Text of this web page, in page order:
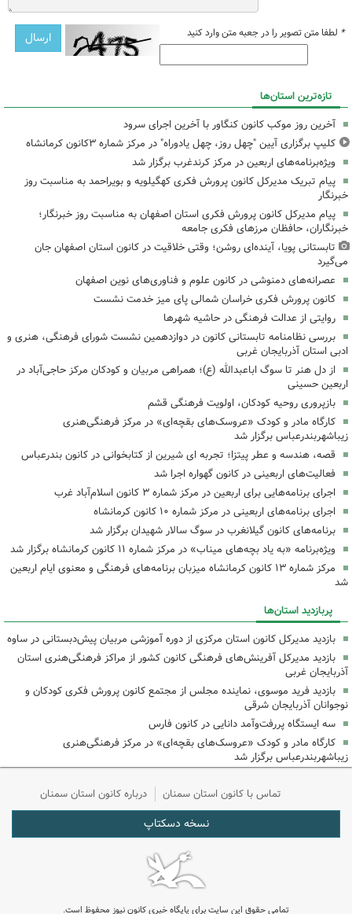
* لطفا متن تصویر را در جعبه متن وارد کنید
تازه‌ترین استان‌ها
آخرین روز موکب کانون کنگاور با آخرین اجرای سرود
کلیپ برگزاری آیین "چهل روز، چهل یادوراه" در مرکز شماره ۳کانون کرمانشاه
ویژه‌برنامه‌های اربعین در مرکز کرندغرب برگزار شد
پیام تبریک مدیرکل کانون پرورش فکری کهگیلویه و بویراحمد به مناسبت روز
خبرنگار
پیام مدیرکل کانون پرورش فکری استان اصفهان به مناسبت روز خبرنگار؛
خبرنگاران، حافظان مرزهای فکری جامعه
تابستانی پویا، آینده‌ای روشن؛ وقتی خلاقیت در کانون استان اصفهان جان
می‌گیرد
عصرانه‌های دمنوشی در کانون علوم و فناوری‌های نوین اصفهان
کانون پرورش فکری خراسان شمالی پای میز خدمت نشست
روایتی از عدالت فرهنگی در حاشیه شهرها
بررسی نظامنامه تابستانی کانون در دوازدهمین نشست شورای فرهنگی، هنری و
ادبی استان آذربایجان غربی
از دل هنر تا سوگ اباعبدالله (ع)؛ همراهی مربیان و کودکان مرکز حاجی‌آباد در
اربعین حسینی
بازپروری روحیه کودکان، اولویت فرهنگی قشم
کارگاه مادر و کودک «عروسک‌های بقچه‌ای» در مرکز فرهنگی‌هنری
زیباشهربندرعباس برگزار شد
قصه، هندسه و عطر پیتزا؛ تجربه ای شیرین از کتابخوانی در کانون بندرعباس
فعالیت‌های اربعینی در کانون گهواره اجرا شد
اجرای برنامه‌هایی برای اربعین در مرکز شماره ۳ کانون اسلام‌آباد غرب
اجرای برنامه‌های اربعینی در مرکز شماره ۱۰ کانون کرمانشاه
برنامه‌های کانون گیلانغرب در سوگ سالار شهیدان برگزار شد
ویژه‌برنامه «به یاد بچه‌های میناب» در مرکز شماره ۱۱ کانون کرمانشاه برگزار شد
مرکز شماره ۱۳ کانون کرمانشاه میزبان برنامه‌های فرهنگی و معنوی ایام اربعین
شد
پربازدید استان‌ها
بازدید مدیرکل کانون استان مرکزی از دوره آموزشی مربیان پیش‌دبستانی در ساوه
بازدید مدیرکل آفرینش‌های فرهنگی کانون کشور از مراکز فرهنگی‌هنری استان
آذربایجان غربی
بازدید فرید موسوی، نماینده مجلس از مجتمع کانون پرورش فکری کودکان و
نوجوانان آذربایجان شرقی
سه ایستگاه پررفت‌وآمد دانایی در کانون فارس
کارگاه مادر و کودک «عروسک‌های بقچه‌ای» در مرکز فرهنگی‌هنری
زیباشهربندرعباس برگزار شد
تماس با کانون استان سمنان درباره کانون استان سمنان
نسخه دسکتاپ
تمامی حقوق این سایت برای پایگاه خبری کانون نیوز محفوظ است.